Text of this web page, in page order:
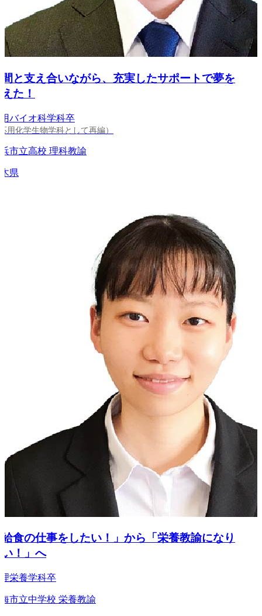
支え合いながら、充実したサポートで夢を
！
イオ科学科卒
化学生物学科として再編）
立高校 理科教諭
の仕事をしたい！」から「栄養教諭になり
」へ
養学科卒
立中学校 栄養教諭